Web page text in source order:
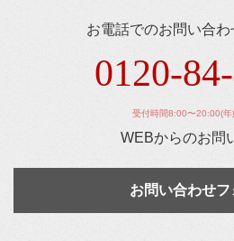
お電話でのお問い合
0120-
受付時間8:00〜20:00(年
WEBからのお問
お問い合わせフ